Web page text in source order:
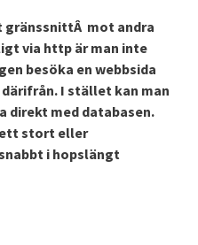
gränssnittÂ mot andra
via http är man inte
besöka en webbsida
I stället kan man
direkt med databasen.
ett stort eller
i hopslängt